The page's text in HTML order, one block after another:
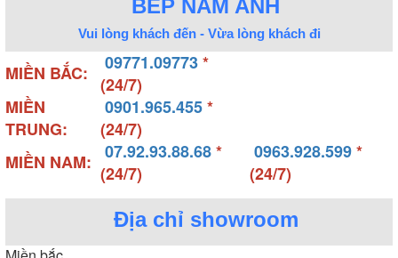
BẾP NAM ANH
Vui lòng khách đến - Vừa lòng khách đi
MIỀN BẮC: 09771.09773*
(24/7)
MIỀN
TRUNG:
0901.965.455*
(24/7)
MIỀN NAM:
07.92.93.88.68*
(24/7)
0963.928.599*
(24/7)
Địa chỉ showroom